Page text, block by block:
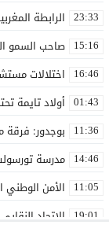
23:33 الرابطة
15:16 صاحب السمو
16:46 اختلالات
01:43 أولاد تايمة
11:36 بوجدور: فرقة
14:46 مدرسة
11:05 الأمن الوطني
19:01 الاتحاد